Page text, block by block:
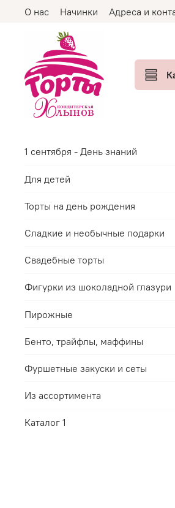
О нас Начинки Адреса и
1 сентября - День знаний
Для детей
Торты на день рождения
Сладкие и необычные подарки
Свадебные торты
Фигурки из шоколадной глазури
Пирожные
Бенто, трайфлы, маффины
Фуршетные закуски и сеты
Из ассортимента
Каталог 1